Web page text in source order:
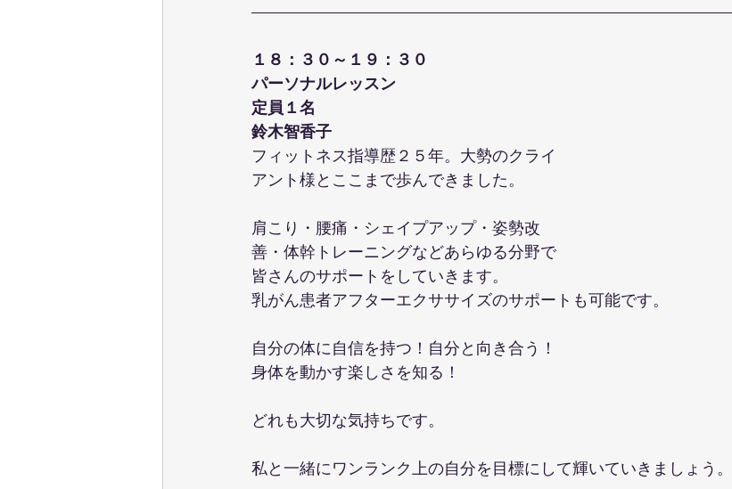
１８：３０～１９：３０
パーソナルレッスン
定員１名
鈴木智香子
フィットネス指導歴２５年。大勢のクライ
アント様とここまで歩んできました。
肩こり・腰痛・シェイプアップ・姿勢改
善・体幹トレーニングなどあらゆる分野で
皆さんのサポートをしていきます。
乳がん患者アフターエクササイズのサポートも可能です。
自分の体に自信を持つ！自分と向き合う！
身体を動かす楽しさを知る！
どれも大切な気持ちです。
私と一緒にワンランク上の自分を目標にして輝いていきましょう。